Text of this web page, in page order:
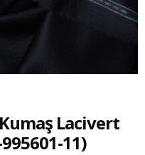
Lacivert
11)